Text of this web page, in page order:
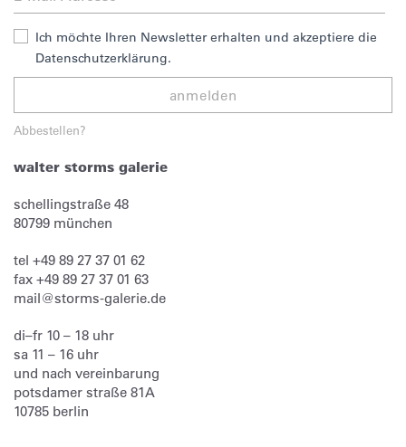
Ich möchte Ihren Newsletter erhalten und akzeptiere die
Datenschutzerklärung.
anmelden
Abbestellen?
walter storms galerie
schellingstraße 48
80799 münchen
tel +49 89 27 37 01 62
fax +49 89 27 37 01 63
mail@storms-galerie.de
di–fr 10 – 18 uhr
sa 11 – 16 uhr
und nach vereinbarung
potsdamer straße 81A
10785 berlin